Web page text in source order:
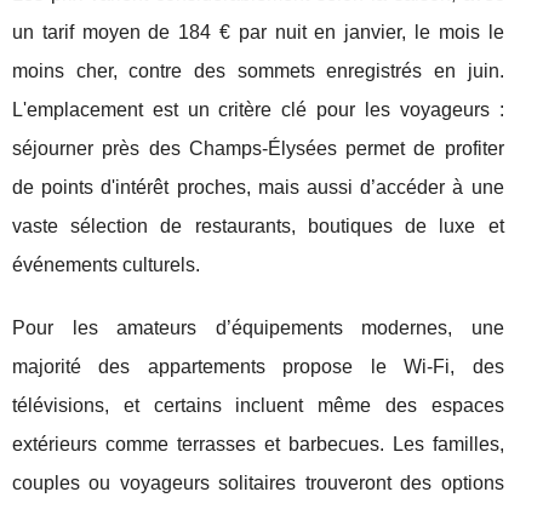
un tarif moyen de 184 € par nuit en janvier, le mois le
moins cher, contre des sommets enregistrés en juin.
L'emplacement est un critère clé pour les voyageurs :
séjourner près des Champs-Élysées permet de profiter
de points d'intérêt proches, mais aussi d’accéder à une
vaste sélection de restaurants, boutiques de luxe et
événements culturels.
Pour les amateurs d’équipements modernes, une
majorité des appartements propose le Wi-Fi, des
télévisions, et certains incluent même des espaces
extérieurs comme terrasses et barbecues. Les familles,
couples ou voyageurs solitaires trouveront des options